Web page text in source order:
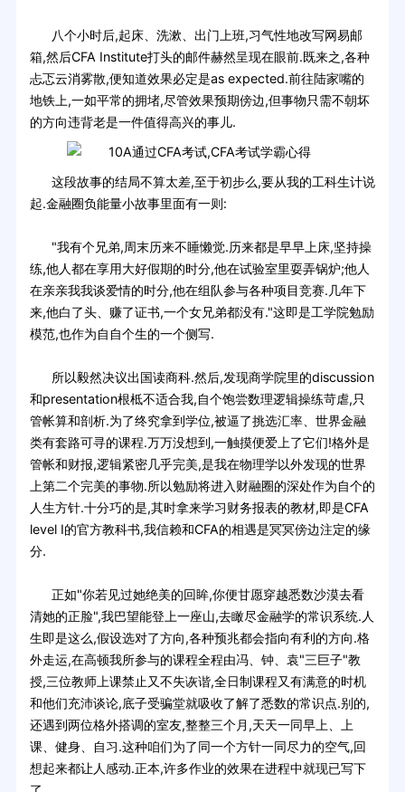
八个小时后,起床、洗漱、出门上班,习气性地改写网易邮
箱,然后CFA Institute打头的邮件赫然呈现在眼前.既来之,各种
忐忑云消雾散,便知道效果必定是as expected.前往陆家嘴的
地铁上,一如平常的拥堵,尽管效果预期傍边,但事物只需不朝坏
的方向违背老是一件值得高兴的事儿.
这段故事的结局不算太差,至于初步么,要从我的工科生计说
起.金融圈负能量小故事里面有一则:
"我有个兄弟,周末历来不睡懒觉.历来都是早早上床,坚持操
练,他人都在享用大好假期的时分,他在试验室里耍弄锅炉;他人
在亲亲我我谈爱情的时分,他在组队参与各种项目竞赛.几年下
来,他白了头、赚了证书,一个女兄弟都没有."这即是工学院勉励
模范,也作为自自个生的一个侧写.
所以毅然决议出国读商科.然后,发现商学院里的discussion
和presentation根柢不适合我,自个饱尝数理逻辑操练苛虐,只
管帐算和剖析.为了终究拿到学位,被逼了挑选汇率、世界金融
类有套路可寻的课程.万万没想到,一触摸便爱上了它们!格外是
管帐和财报,逻辑紧密几乎完美,是我在物理学以外发现的世界
上第二个完美的事物.所以勉励将进入财融圈的深处作为自个的
人生方针.十分巧的是,其时拿来学习财务报表的教材,即是CFA
level I的官方教科书,我信赖和CFA的相遇是冥冥傍边注定的缘
分.
正如"你若见过她绝美的回眸,你便甘愿穿越悉数沙漠去看
清她的正脸",我巴望能登上一座山,去瞰尽金融学的常识系统.人
生即是这么,假设选对了方向,各种预兆都会指向有利的方向.格
外走运,在高顿我所参与的课程全程由冯、钟、袁"三巨子"教
授,三位教师上课禁止又不失诙谐,全日制课程又有满意的时机
和他们充沛谈论,底子受骗堂就吸收了解了悉数的常识点.别的,
还遇到两位格外搭调的室友,整整三个月,天天一同早上、上
课、健身、自习.这种咱们为了同一个方针一同尽力的空气,回
想起来都让人感动.正本,许多作业的效果在进程中就现已写下